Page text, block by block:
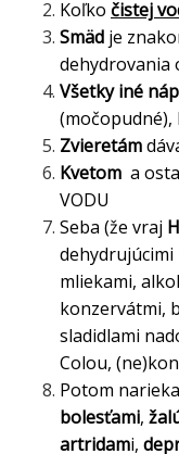
Koľko čistej
Smäd je
dehydrovania
Všetky iné
Zvieretám
Kvetom a
VODU
Seba (že vraj
mliekami,
konzervátmi,
sladidlami
Colou,
Potom
bolesťami,
artridami,